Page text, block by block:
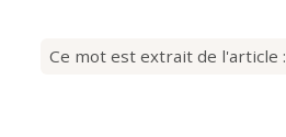
Ce mot est extrait de l'article :